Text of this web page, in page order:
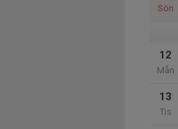
Sön
12
Mån
13
Tis